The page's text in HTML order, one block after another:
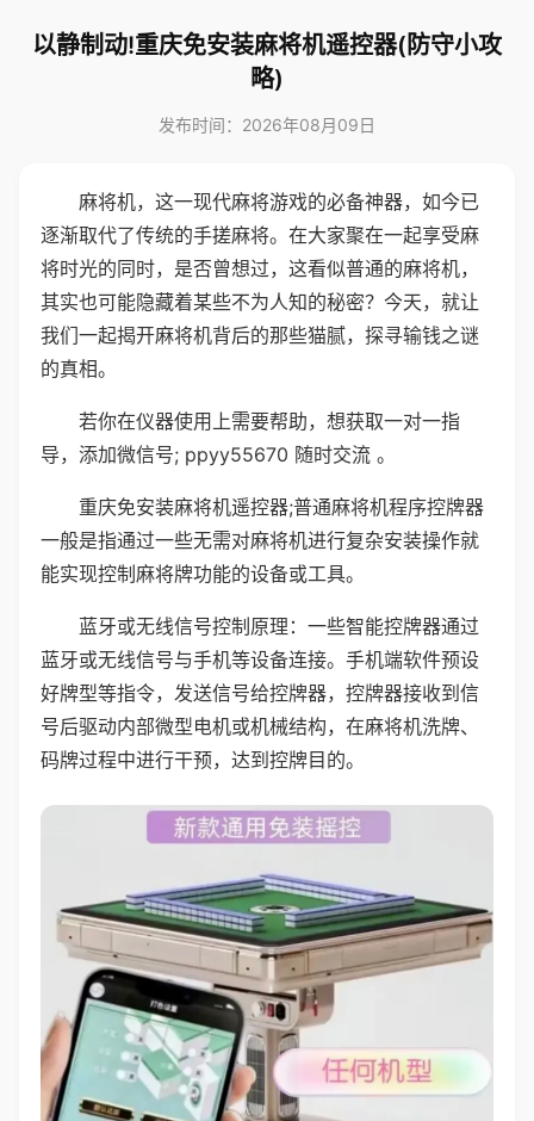
以静制动!重庆免安装麻将机遥控器(防守小攻
略)
发布时间：2026年08月09日
麻将机，这一现代麻将游戏的必备神器，如今已
逐渐取代了传统的手搓麻将。在大家聚在一起享受麻
将时光的同时，是否曾想过，这看似普通的麻将机，
其实也可能隐藏着某些不为人知的秘密？今天，就让
我们一起揭开麻将机背后的那些猫腻，探寻输钱之谜
的真相。
若你在仪器使用上需要帮助，想获取一对一指
导，添加微信号; ppyy55670 随时交流 。
重庆免安装麻将机遥控器;普通麻将机程序控牌器
一般是指通过一些无需对麻将机进行复杂安装操作就
能实现控制麻将牌功能的设备或工具。
蓝牙或无线信号控制原理：一些智能控牌器通过
蓝牙或无线信号与手机等设备连接。手机端软件预设
好牌型等指令，发送信号给控牌器，控牌器接收到信
号后驱动内部微型电机或机械结构，在麻将机洗牌、
码牌过程中进行干预，达到控牌目的。